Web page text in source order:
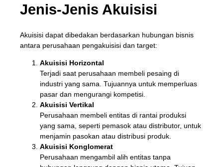
Jenis-Jenis Akuisisi
Akuisisi dapat dibedakan berdasarkan hubungan bisnis
antara perusahaan pengakuisisi dan target:
Akuisisi Horizontal
Terjadi saat perusahaan membeli pesaing di
industri yang sama. Tujuannya untuk memperluas
pasar dan mengurangi kompetisi.
Akuisisi Vertikal
Perusahaan membeli entitas di rantai produksi
yang sama, seperti pemasok atau distributor, untuk
menjamin pasokan atau distribusi produk.
Akuisisi Konglomerat
Perusahaan mengambil alih entitas tanpa